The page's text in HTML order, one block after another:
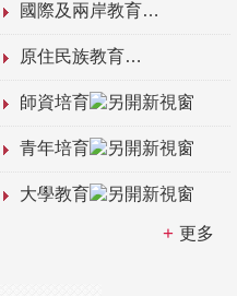
國際及兩岸教育
原住民族教育
師資培育
青年培育
大學教育
更多